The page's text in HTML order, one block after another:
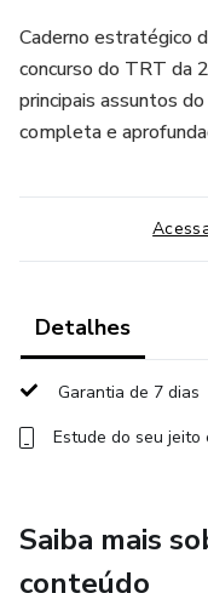
Caderno estratégico
concurso do TRT da
principais assuntos
completa e
Detalhes
Garantia de 7 dias
Estude do seu jeito
Saiba mais
conteúdo